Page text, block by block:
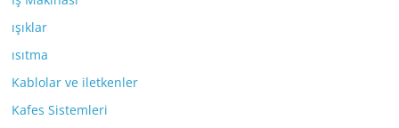
ışıklar
ısıtma
Kablolar ve iletkenler
Kafes Sistemleri